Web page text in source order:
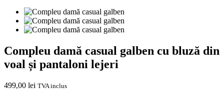
Compleu damă casual galben cu bluză din
voal și pantaloni lejeri
499,00 lei TVA inclus